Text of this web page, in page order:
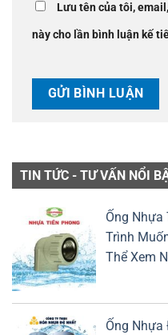
Lưu tên của tôi,
này cho lần bình luận kế
TIN TỨC - TƯ VẤN NỔI
Ống Nhựa
Trình
Thể Xem
Ống Nhựa